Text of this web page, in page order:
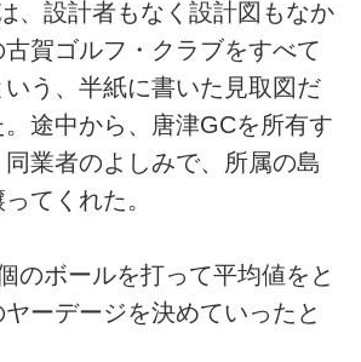
、設計者もなく設計図もなか
賀ゴルフ・クラブをすべて
う、半紙に書いた見取図だ
途中から、唐津GCを所有す
業者のよしみで、所属の島
てくれた。
のボールを打って平均値をと
ーデージを決めていったと